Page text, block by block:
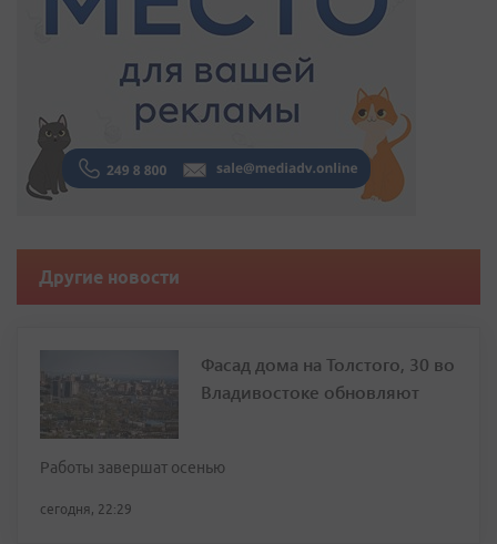
Другие новости
Фасад дома на Толстого, 30 во
Владивостоке обновляют
Работы завершат осенью
сегодня, 22:29